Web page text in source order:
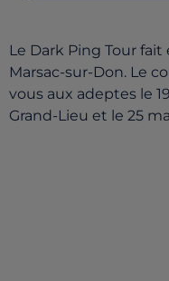
Le Dark Ping Tour
Marsac-sur-Don. Le
vous aux adeptes le
Grand-Lieu et le 25